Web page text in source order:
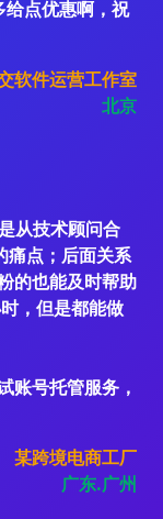
给点优惠啊，祝
软件运营工作室
北京
从技术顾问合
痛点；后面关系
的也能及时帮助
，但是都能做
账号托管服务，
某跨境电商工厂
广东.广州